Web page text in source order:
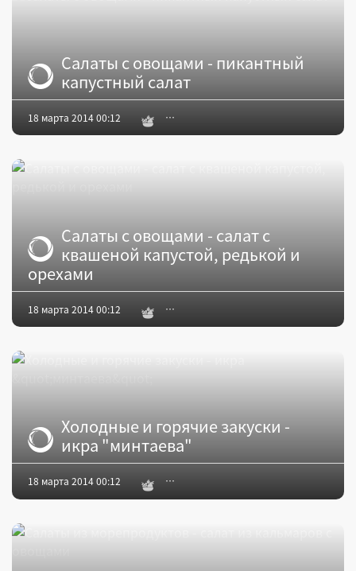
Салаты с овощами - пикантный
капустный салат
18 марта 2014 00:12
Салаты с овощами - салат с
квашеной капустой, редькой и
орехами
18 марта 2014 00:12
Холодные и горячие закуски -
икра "минтаева"
18 марта 2014 00:12